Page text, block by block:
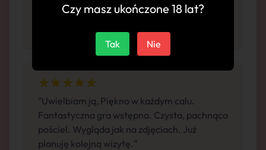
ręcznik. Pełen profesjonalizm. Regularnie
"Uwielbiam ją, Piękno w każdym calu.
Fantastyczna gra wstępna. Czysta, pachnąca
pościel. Wygląda jak na zdjęciach. Już
planuję kolejną wizytę."
Czy masz ukończone 18 lat?
Tak Nie